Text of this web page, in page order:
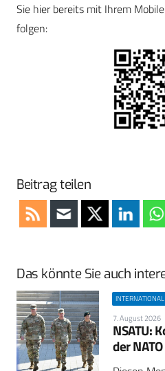
Sie hier bereits mit Ihrem
folgen:
Beitrag teilen
Das könnte Sie auch
INTERNATIONAL
7. August 2026
NSATU:
der